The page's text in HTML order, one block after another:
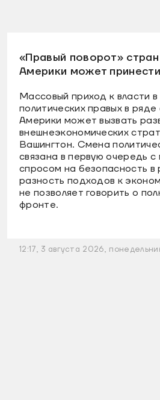
«Правый поворот»
Америки может
Массовый приход к власти
политических правых в
Америки может вызвать
внешнеэкономических
Вашингтон. Смена
связана в первую очередь
спросом на безопасность в
разность подходов к
не позволяет говорить о
фронте.
12:17, 3 августа 2026,